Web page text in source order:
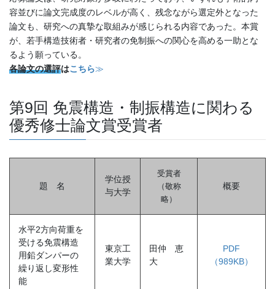
容並びに論文完成度のレベルが高く、残念ながら選定外となった
論文も、研究への真摯な取組みが感じられる内容であった。本賞
が、若手構造技術者・研究者の免制振への関心を高める一助とな
るよう願っている。
各論文の選評はこちら≫
第9回 免震構造・制振構造に関わる
優秀修士論文賞受賞者
題 名
学位授
与大学
受賞者
（敬称
略 ）
概要
水平2方向荷重を
受ける免震構造
用鉛ダンパーの
繰り返し変形性
能
東京工
業大学
田仲 恵
大
PDF
（989KB）